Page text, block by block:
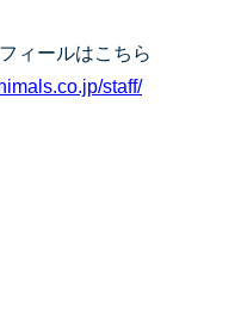
ィールはこちら
staff/